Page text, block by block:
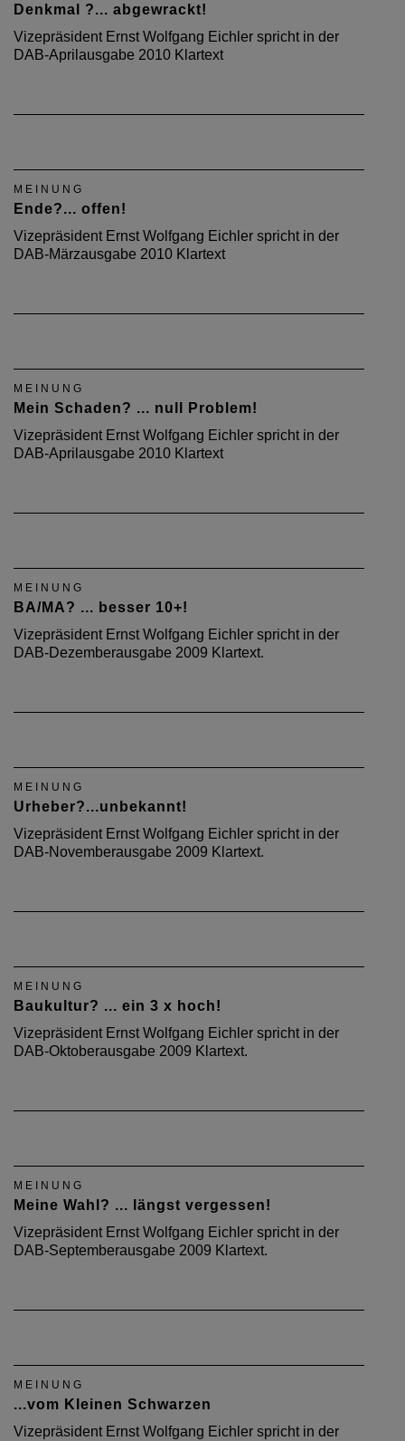
Denkmal ?... abgewrackt!
Vizepräsident Ernst Wolfgang Eichler spricht in der
DAB-Aprilausgabe 2010 Klartext
MEINUNG
Ende?... offen!
Vizepräsident Ernst Wolfgang Eichler spricht in der
DAB-Märzausgabe 2010 Klartext
MEINUNG
Mein Schaden? ... null Problem!
Vizepräsident Ernst Wolfgang Eichler spricht in der
DAB-Aprilausgabe 2010 Klartext
MEINUNG
BA/MA? ... besser 10+!
Vizepräsident Ernst Wolfgang Eichler spricht in der
DAB-Dezemberausgabe 2009 Klartext.
MEINUNG
Urheber?...unbekannt!
Vizepräsident Ernst Wolfgang Eichler spricht in der
DAB-Novemberausgabe 2009 Klartext.
MEINUNG
Baukultur? ... ein 3 x hoch!
Vizepräsident Ernst Wolfgang Eichler spricht in der
DAB-Oktoberausgabe 2009 Klartext.
MEINUNG
Meine Wahl? ... längst vergessen!
Vizepräsident Ernst Wolfgang Eichler spricht in der
DAB-Septemberausgabe 2009 Klartext.
MEINUNG
...vom Kleinen Schwarzen
Vizepräsident Ernst Wolfgang Eichler spricht in der